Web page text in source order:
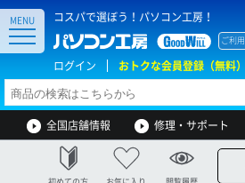
コスパで選ぼう！パソコン工房！
ご利
ログイン おトクな会員登録（無料）
MENU
全国店舗情報 修理・サポート